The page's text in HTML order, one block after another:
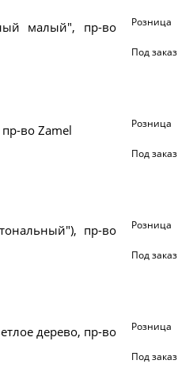
малый", пр-во
Розница
Под заказ
во Zamel Розница
Под заказ
пр-во
Розница
Под заказ
дерево, пр-во
Розница
Под заказ